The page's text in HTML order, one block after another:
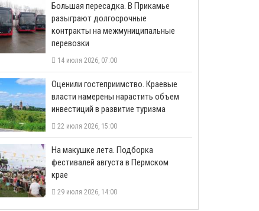
Большая пересадка. В Прикамье
разыграют долгосрочные
контракты на межмуниципальные
перевозки
14 июля 2026, 07:00
Оценили гостеприимство. Краевые
власти намерены нарастить объем
инвестиций в развитие туризма
22 июля 2026, 15:00
На макушке лета. Подборка
фестивалей августа в Пермском
крае
29 июля 2026, 14:00